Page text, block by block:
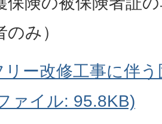
み）
ー改修工事に伴
ァイル: 95.8KB)